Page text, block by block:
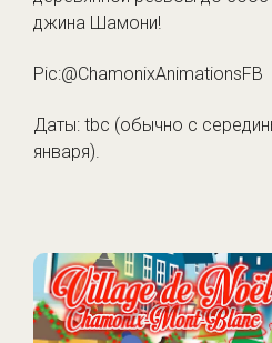
джина Шамони!
Pic:@ChamonixAnimationsFB
Даты: tbc (обычно с
января).